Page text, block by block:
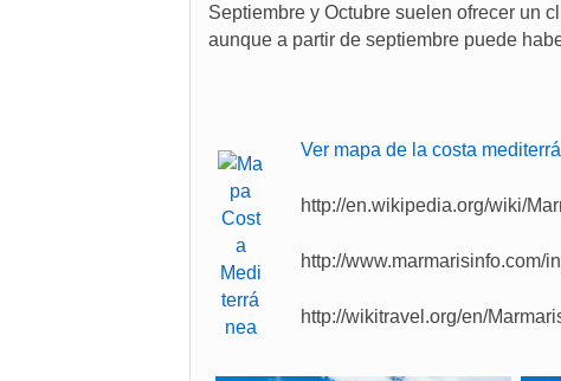
Septiembre y Octubre suelen ofrecer un
aunque a partir de septiembre puede
Ver mapa de la costa
http://en.wikipedia.org/wiki/
http://www.marmarisinfo.com/
http://wikitravel.org/en/